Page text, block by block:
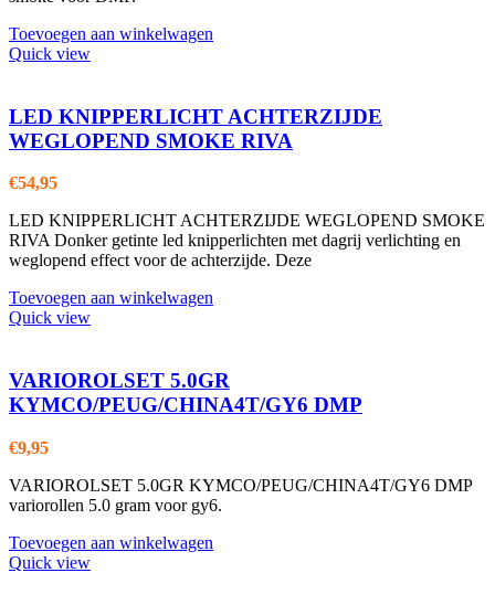
Toevoegen aan winkelwagen
Quick view
LED KNIPPERLICHT ACHTERZIJDE
WEGLOPEND SMOKE RIVA
€54,95
LED KNIPPERLICHT ACHTERZIJDE WEGLOPEND SMOKE
RIVA Donker getinte led knipperlichten met dagrij verlichting en
weglopend effect voor de achterzijde. Deze
Toevoegen aan winkelwagen
Quick view
VARIOROLSET 5.0GR
KYMCO/PEUG/CHINA4T/GY6 DMP
€9,95
VARIOROLSET 5.0GR KYMCO/PEUG/CHINA4T/GY6 DMP
variorollen 5.0 gram voor gy6.
Toevoegen aan winkelwagen
Quick view